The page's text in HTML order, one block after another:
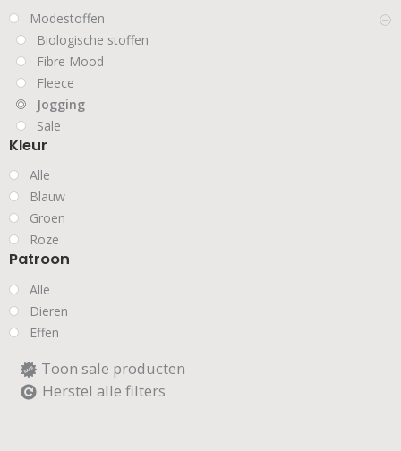
Modestoffen
Biologische stoffen
Fibre Mood
Fleece
Jogging
Sale
Kleur
Alle
Blauw
Groen
Roze
Patroon
Alle
Dieren
Effen
Toon sale producten
Herstel alle filters